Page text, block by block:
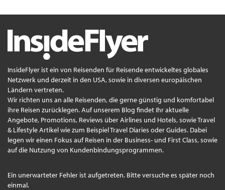
InsideFlyer ist ein von Reisenden für Reisende entwickeltes globales
Netzwerk und derzeit in den USA, sowie in diversen europäischen
Ländern vertreten.
Wir richten uns an alle Reisenden, die gerne günstig und komfortabel
ihre Reisen zurücklegen. Auf unserem Blog findet Ihr aktuelle
Angebote, Promotions, Reviews über Airlines und Hotels, sowie Travel
& Lifestyle Artikel wie zum Beispiel Travel Diaries oder Guides. Dabei
legen wir einen Fokus auf Reisen in der Business- und First Class, sowie
auf die Nutzung von Kundenbindungsprogrammen.
Ein unerwarteter Fehler ist aufgetreten. Bitte versuche es später noch
einmal.